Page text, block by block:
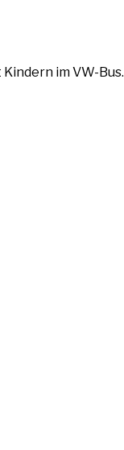
im VW-Bus.